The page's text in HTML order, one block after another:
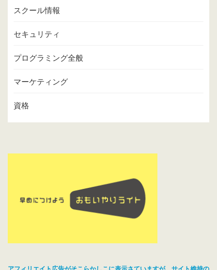
スクール情報
セキュリティ
プログラミング全般
マーケティング
資格